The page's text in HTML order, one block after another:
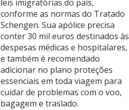
leis imigratórias do país,
conforme as normas do Tratado
Schengen. Sua apólice precisa
conter 30 mil euros destinados às
despesas médicas e hospitalares,
e também é recomendado
adicionar no plano proteções
essenciais em toda viagem para
cuidar de problemas com o voo,
bagagem e traslado.